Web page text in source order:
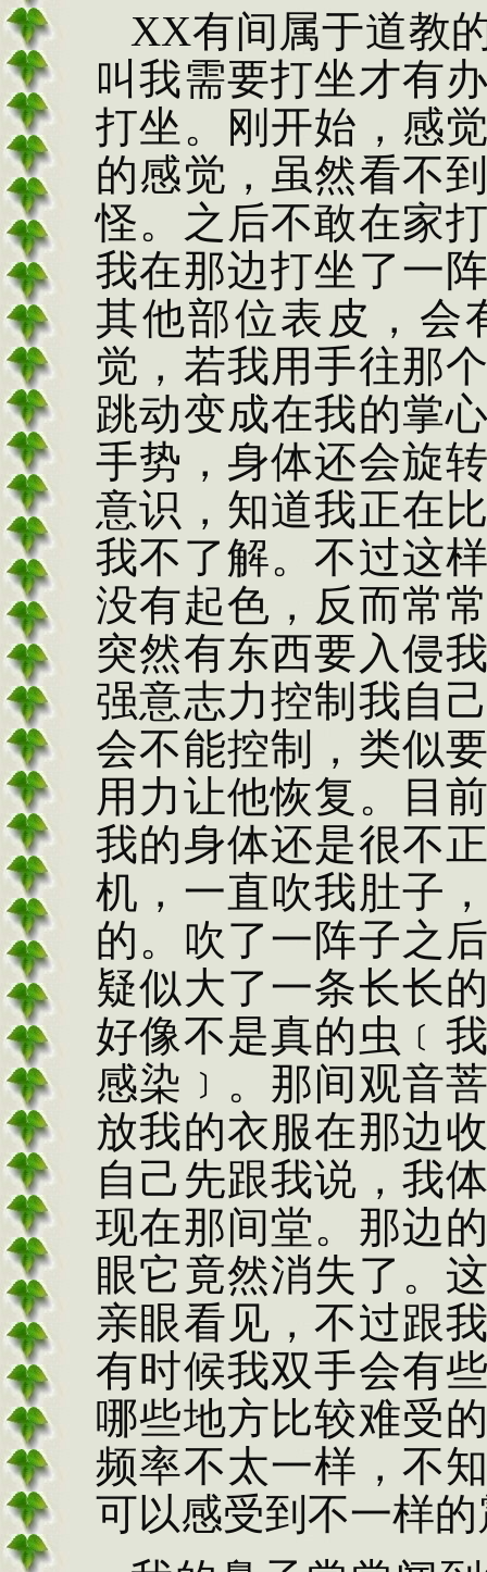
XX有间属于道教
叫我需要打坐才有
打坐。刚开始，感
的感觉，虽然看不
怪。之后不敢在家
我在那边打坐了一
其他部位表皮，会
觉，若我用手往那
跳动变成在我的掌
手势，身体还会旋
意识，知道我正在
我不了解。不过这
没有起色，反而常
突然有东西要入侵
强意志力控制我自
会不能控制，类似
用力让他恢复。目
我的身体还是很不
机，一直吹我肚子
的。吹了一阵子之
疑似大了一条长长
好像不是真的虫﹝
感染﹞。那间观音
放我的衣服在那边
自己先跟我说，我
现在那间堂。那边
眼它竟然消失了。
亲眼看见，不过跟
有时候我双手会有
哪些地方比较难受
频率不太一样，不
可以感受到不一样